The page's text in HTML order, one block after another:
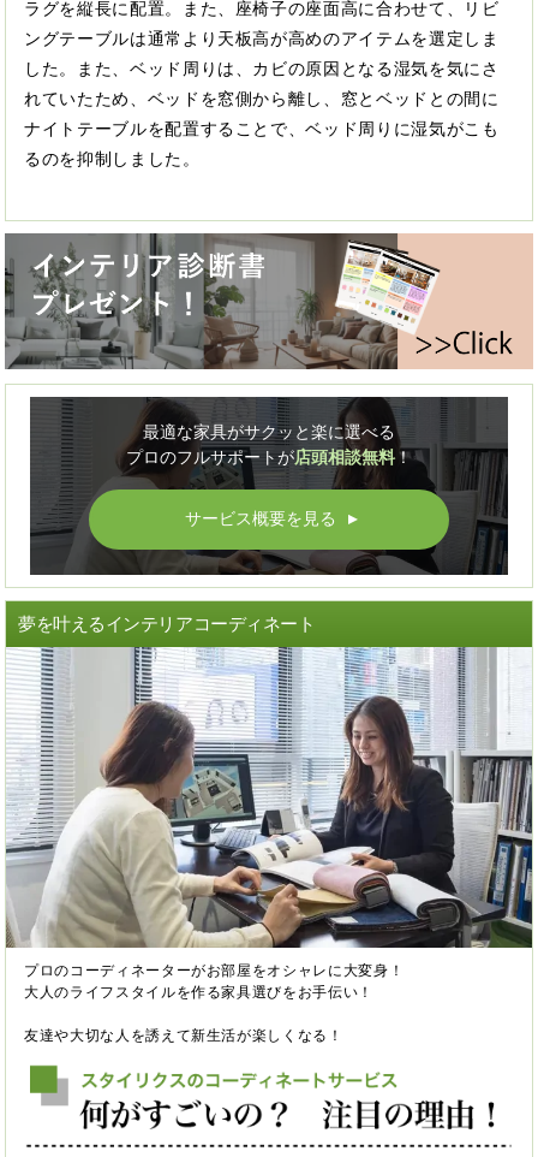
ラグを縦長に配置。また、座椅子の座面高に合わせて、リビ
ングテーブルは通常より天板高が高めのアイテムを選定しま
した。また、ベッド周りは、カビの原因となる湿気を気にさ
れていたため、ベッドを窓側から離し、窓とベッドとの間に
ナイトテーブルを配置することで、ベッド周りに湿気がこも
るのを抑制しました。
最適な家具がサクッと楽に選べる
プロのフルサポートが店頭相談無料！
サービス概要を見る ▲
夢を叶えるインテリアコーディネート
プロのコーディネーターがお部屋をオシャレに大変身！
大人のライフスタイルを作る家具選びをお手伝い！
友達や大切な人を誘えて新生活が楽しくなる！